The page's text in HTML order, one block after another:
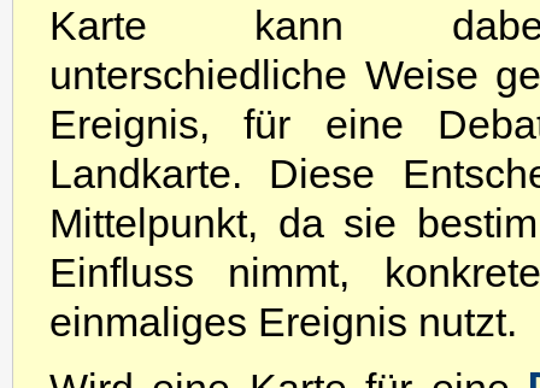
Karte kann
unterschiedliche Weise
Ereignis, für eine
Landkarte. Diese
Mittelpunkt, da sie
Einfluss nimmt,
einmaliges Ereignis nutzt.